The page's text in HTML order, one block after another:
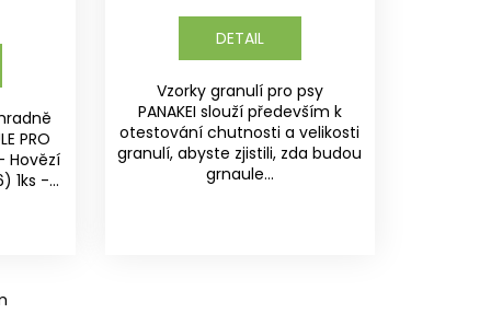
PRO
Hovězí
1ks -...
DETAIL
Vzorky granulí pro psy
PANAKEI slouží především k
otestování chutnosti a velikosti
granulí, abyste zjistili, zda budou
grnaule...